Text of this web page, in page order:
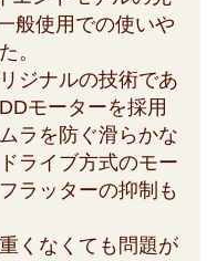
般使用での使いや
。
ジナルの技術であ
モーターを採用
ラを防ぐ滑らかな
ライブ方式のモー
ラッターの抑制も
くなくても問題が